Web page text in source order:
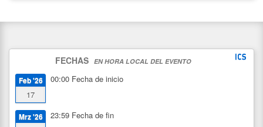
FECHAS EN HORA LOCAL DEL EVENTO
Feb '26
17
00:00 Fecha de inicio
Mrz '26 23:59 Fecha de fin